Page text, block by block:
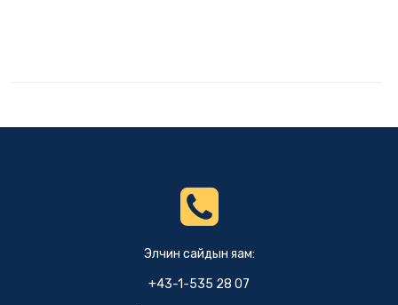
Элчин сайдын яам:
+43-1-535 28 07